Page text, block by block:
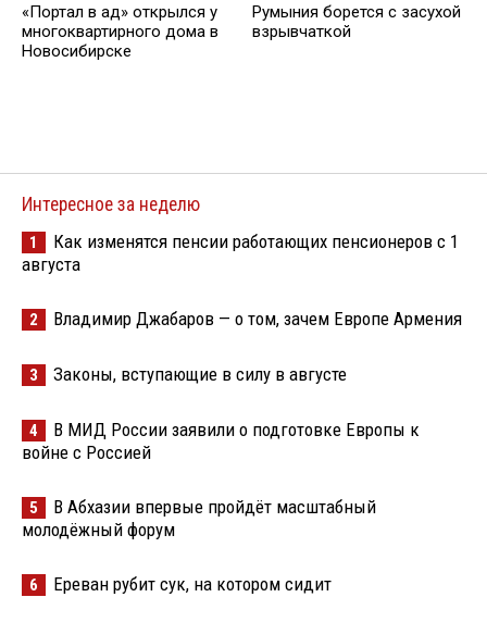
«Портал в ад» открылся у
многоквартирного дома в
Новосибирске
Румыния борется с засухой
взрывчаткой
Интересное за неделю
1
Как изменятся пенсии работающих пенсионеров с 1
августа
2 Владимир Джабаров — о том, зачем Европе Армения
3 Законы, вступающие в силу в августе
4
В МИД России заявили о подготовке Европы к
войне с Россией
5
В Абхазии впервые пройдёт масштабный
молодёжный форум
6 Ереван рубит сук, на котором сидит